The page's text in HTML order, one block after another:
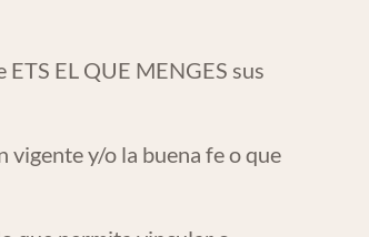
EL QUE MENGES sus
y/o la buena fe o que